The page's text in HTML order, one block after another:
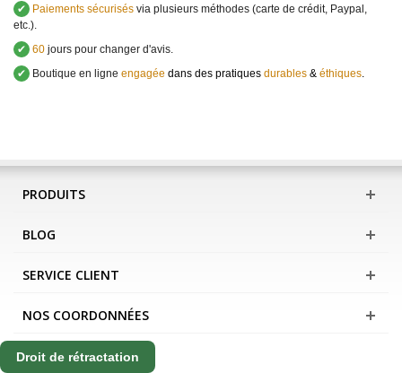
✔
Paiements sécurisés via plusieurs méthodes (carte de crédit, Paypal,
etc.).
✔ 60 jours pour changer d'avis.
✔
Boutique en ligne engagée dans des pratiques durables & éthiques.
PRODUITS
BLOG
SERVICE CLIENT
NOS COORDONNÉES
Droit de rétractation